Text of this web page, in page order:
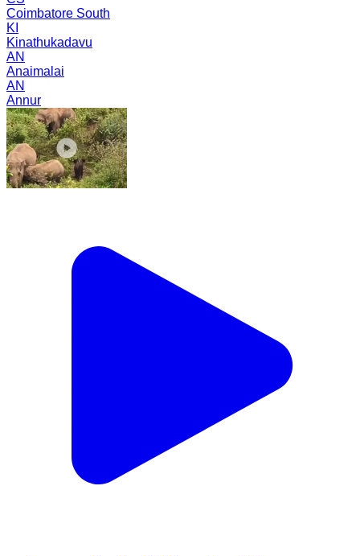
Coimbatore South
KI
Kinathukadavu
AN
Anaimalai
AN
Annur